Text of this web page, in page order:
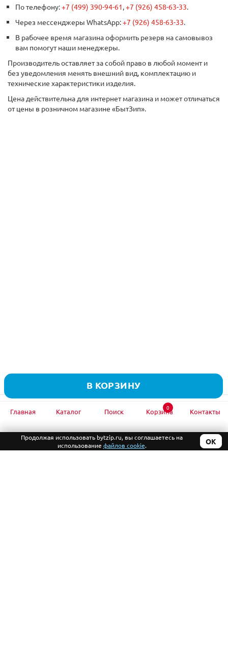
В КОРЗИНУ
По телефону:+7 (499) 390-94-61,+7 (926) 458-63-33.
Через мессенджеры WhatsApp:+7 (926) 458-63-33.
В рабочее время магазина оформить резерв на самовывоз
вам помогут наши менеджеры.
Производитель оставляет за собой право в любой момент и
без уведомления менять внешний вид, комплектацию и
технические характеристики изделия.
Цена действительна для интернет магазина и может отличаться
от цены в розничном магазине «БытЗип».
на обновление каталога
Главная Каталог Поиск 0
Корзина Контакты
ОК
Продолжая использовать bytzip.ru, вы соглашаетесь на
использование файлов cookie.